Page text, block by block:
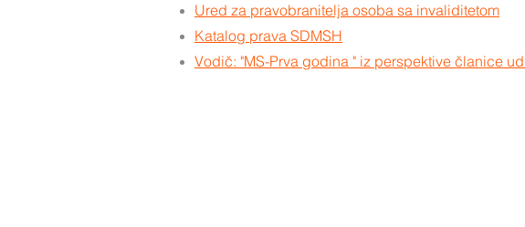
Ured za pravobranitelja osoba sa invaliditetom
Katalog prava SDMSH
Vodič: "MS-Prva godina " iz perspektive članice